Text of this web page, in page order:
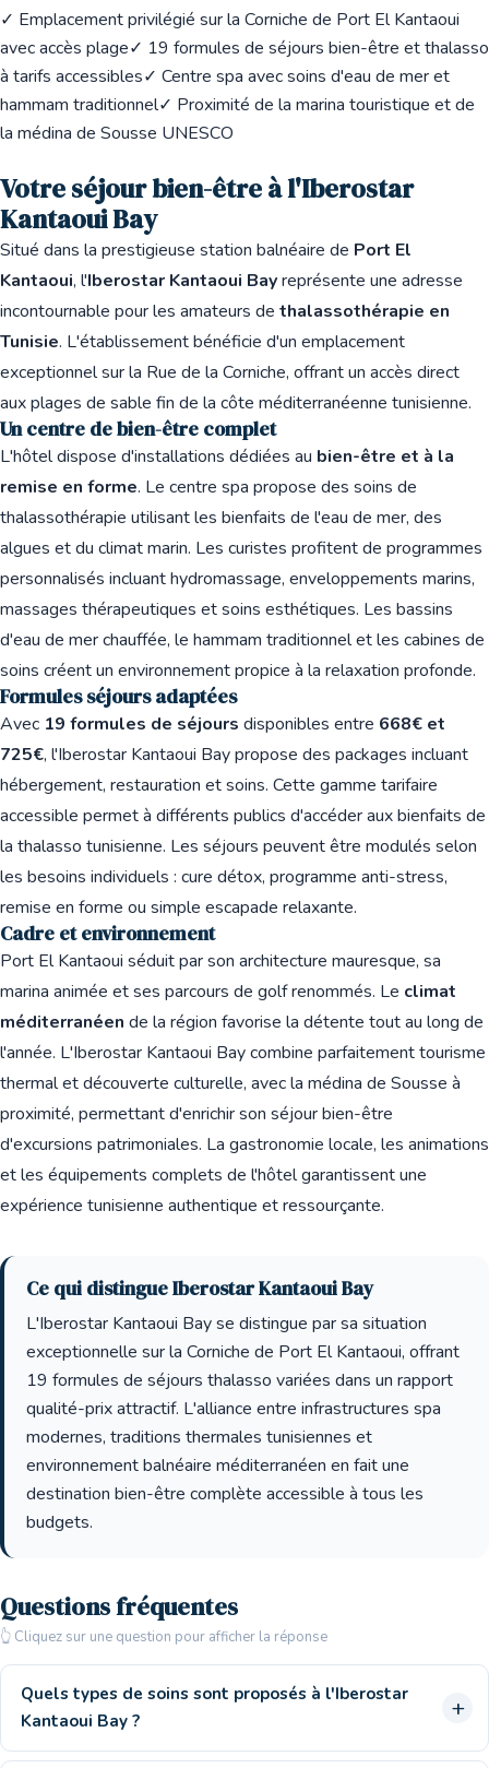
✓ Emplacement privilégié sur la Corniche de Port El Kantaoui
avec accès plage✓ 19 formules de séjours bien-être et thalasso
à tarifs accessibles✓ Centre spa avec soins d'eau de mer et
hammam traditionnel✓ Proximité de la marina touristique et de
la médina de Sousse UNESCO
Votre séjour bien-être à l'Iberostar
Kantaoui Bay
Situé dans la prestigieuse station balnéaire de Port El
Kantaoui, l'Iberostar Kantaoui Bayreprésente une adresse
incontournable pour les amateurs de thalassothérapie en
Tunisie. L'établissement bénéficie d'un emplacement
exceptionnel sur la Rue de la Corniche, offrant un accès direct
aux plages de sable fin de la côte méditerranéenne tunisienne.
Un centre de bien-être complet
L'hôtel dispose d'installations dédiées au bien-être et à la
remise en forme. Le centre spa propose des soins de
thalassothérapie utilisant les bienfaits de l'eau de mer, des
algues et du climat marin. Les curistes profitent de programmes
personnalisés incluant hydromassage, enveloppements marins,
massages thérapeutiques et soins esthétiques. Les bassins
d'eau de mer chauffée, le hammam traditionnel et les cabines de
soins créent un environnement propice à la relaxation profonde.
Formules séjours adaptées
Avec 19 formules de séjours disponibles entre 668€ et
725€, l'Iberostar Kantaoui Bay propose des packages incluant
hébergement, restauration et soins. Cette gamme tarifaire
accessible permet à différents publics d'accéder aux bienfaits de
la thalasso tunisienne. Les séjours peuvent être modulés selon
les besoins individuels : cure détox, programme anti-stress,
remise en forme ou simple escapade relaxante.
Cadre et environnement
Port El Kantaoui séduit par son architecture mauresque, sa
marina animée et ses parcours de golf renommés. Le climat
méditerranéen de la région favorise la détente tout au long de
l'année. L'Iberostar Kantaoui Bay combine parfaitement tourisme
thermal et découverte culturelle, avec la médina de Sousse à
proximité, permettant d'enrichir son séjour bien-être
d'excursions patrimoniales. La gastronomie locale, les animations
et les équipements complets de l'hôtel garantissent une
expérience tunisienne authentique et ressourçante.
Ce qui distingue Iberostar Kantaoui Bay
L'Iberostar Kantaoui Bay se distingue par sa situation
exceptionnelle sur la Corniche de Port El Kantaoui, offrant
19 formules de séjours thalasso variées dans un rapport
qualité-prix attractif. L'alliance entre infrastructures spa
modernes, traditions thermales tunisiennes et
environnement balnéaire méditerranéen en fait une
destination bien-être complète accessible à tous les
budgets.
Questions fréquentes
👆 Cliquez sur une question pour afficher la réponse
Quels types de soins sont proposés à l'Iberostar
Kantaoui Bay ?